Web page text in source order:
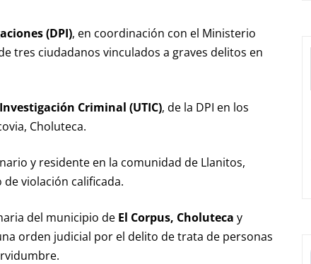
(DPI), en coordinación con el Ministerio
tres ciudadanos vinculados a graves delitos en
Criminal (UTIC), de la DPI en los
Choluteca.
y residente en la comunidad de Llanitos,
violación calificada.
del municipio de El Corpus, Choluteca y
orden judicial por el delito de trata de personas